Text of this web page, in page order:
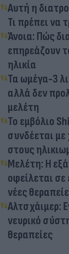
Αυτή η
Τι πρέπει να
Άνοια: Πώς
επηρεάζουν
ηλικία
Τα ωμέγα-3
αλλά δεν
μελέτη
Το εμβόλιο
συνδέεται
στους
Μελέτη: Η
οφείλεται σε
νέες
Αλτσχάιμερ:
νευρικό
θεραπείες